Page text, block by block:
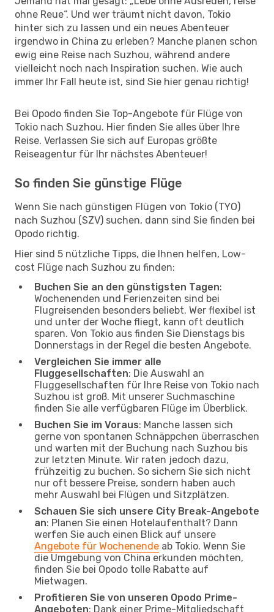
ohne Reue“. Und wer träumt nicht davon, Tokio
hinter sich zu lassen und ein neues Abenteuer
irgendwo in China zu erleben? Manche planen schon
ewig eine Reise nach Suzhou, während andere
vielleicht noch nach Inspiration suchen. Wie auch
immer Ihr Fall heute ist, sind Sie hier genau richtig!
Bei Opodo finden Sie Top-Angebote für Flüge von
Tokio nach Suzhou. Hier finden Sie alles über Ihre
Reise. Verlassen Sie sich auf Europas größte
Reiseagentur für Ihr nächstes Abenteuer!
So finden Sie günstige Flüge
Wenn Sie nach günstigen Flügen von Tokio (TYO)
nach Suzhou (SZV) suchen, dann sind Sie finden bei
Opodo richtig.
Hier sind 5 nützliche Tipps, die Ihnen helfen, Low-
cost Flüge nach Suzhou zu finden:
Buchen Sie an den günstigsten Tagen:
Wochenenden und Ferienzeiten sind bei
Flugreisenden besonders beliebt. Wer flexibel ist
und unter der Woche fliegt, kann oft deutlich
sparen. Von Tokio aus finden Sie Dienstags bis
Donnerstags in der Regel die besten Angebote.
Vergleichen Sie immer alle
Fluggesellschaften: Die Auswahl an
Fluggesellschaften für Ihre Reise von Tokio nach
Suzhou ist groß. Mit unserer Suchmaschine
finden Sie alle verfügbaren Flüge im Überblick.
Buchen Sie im Voraus: Manche lassen sich
gerne von spontanen Schnäppchen überraschen
und warten mit der Buchung nach Suzhou bis
zur letzten Minute. Wir raten jedoch dazu,
frühzeitig zu buchen. So sichern Sie sich nicht
nur oft bessere Preise, sondern haben auch
mehr Auswahl bei Flügen und Sitzplätzen.
Schauen Sie sich unsere City Break-Angebote
an: Planen Sie einen Hotelaufenthalt? Dann
werfen Sie auch einen Blick auf unsere
Angebote für Wochenende ab Tokio. Wenn Sie
die Umgebung von China erkunden möchten,
finden Sie bei Opodo tolle Rabatte auf
Mietwagen.
Profitieren Sie von unseren Opodo Prime-
Angeboten: Dank einer Prime-Mitgliedschaft